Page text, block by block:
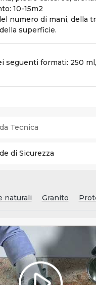
10-15m2
numero di mani, della
superficie.
seguenti formati: 250 ml,
Tecnica
di Sicurezza
naturali
Granito